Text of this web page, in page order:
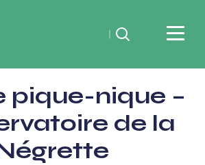
Rechercher
pique-nique –
de la